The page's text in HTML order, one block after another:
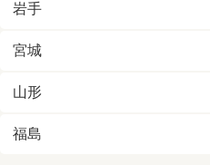
岩手
宮城
山形
福島